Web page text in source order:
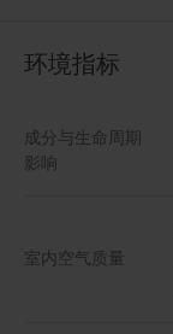
环境指标
成分与生命周期
影响
室内空气质量